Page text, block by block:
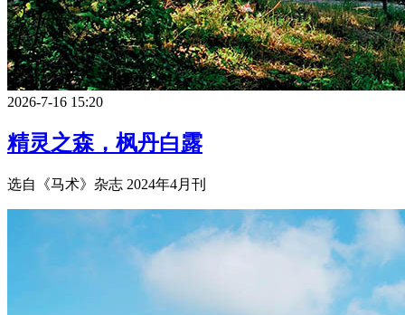
2026-7-16 15:20
精灵之森，枫丹白露
选自《马术》杂志 2024年4月刊